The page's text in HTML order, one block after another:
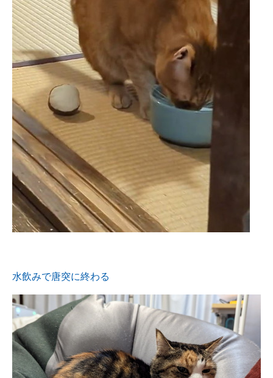
水飲みで唐突に終わる